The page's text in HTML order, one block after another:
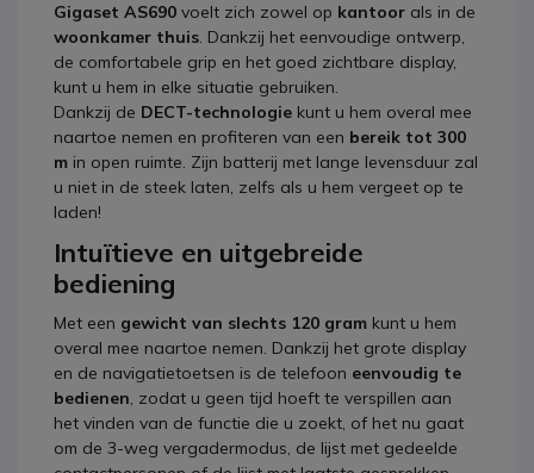
Gigaset AS690 voelt zich zowel op kantoor als in de
woonkamer thuis. Dankzij het eenvoudige ontwerp,
de comfortabele grip en het goed zichtbare display,
kunt u hem in elke situatie gebruiken.
Dankzij de DECT-technologie kunt u hem overal mee
naartoe nemen en profiteren van een bereik tot 300
m in open ruimte. Zijn batterij met lange levensduur zal
u niet in de steek laten, zelfs als u hem vergeet op te
laden!
Intuïtieve en uitgebreide
bediening
Met een gewicht van slechts 120 gram kunt u hem
overal mee naartoe nemen. Dankzij het grote display
en de navigatietoetsen is de telefoon eenvoudig te
bedienen, zodat u geen tijd hoeft te verspillen aan
het vinden van de functie die u zoekt, of het nu gaat
om de 3-weg vergadermodus, de lijst met gedeelde